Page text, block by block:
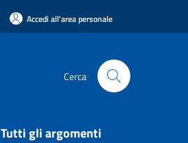
Accedi all'area personale
Cerca
Tutti gli argomenti